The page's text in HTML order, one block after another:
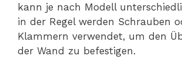
kann je nach Modell
in der Regel werden Schrauben
Klammern verwendet, um den
der Wand zu befestigen.